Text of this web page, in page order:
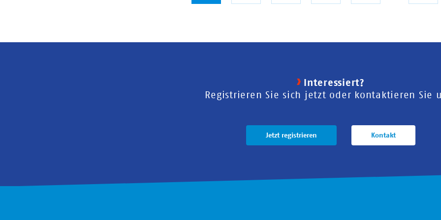
Interessiert?
Registrieren Sie sich jetzt oder kontaktieren Sie
Jetzt registrieren Kontakt